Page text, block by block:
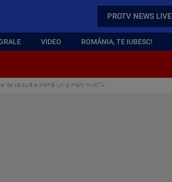
PROTV NEWS LIVE
VIDEO ROMÂNIA, TE IUBESC!
de căldură extremă luni și marți. HARTĂ